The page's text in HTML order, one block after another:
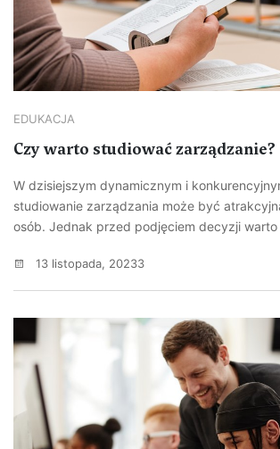
EDUKACJA
Czy warto studiować zarządzanie?
W dzisiejszym dynamicznym i
studiowanie zarządzania może być
osób. Jednak przed podjęciem decyzji
13 listopada, 20233